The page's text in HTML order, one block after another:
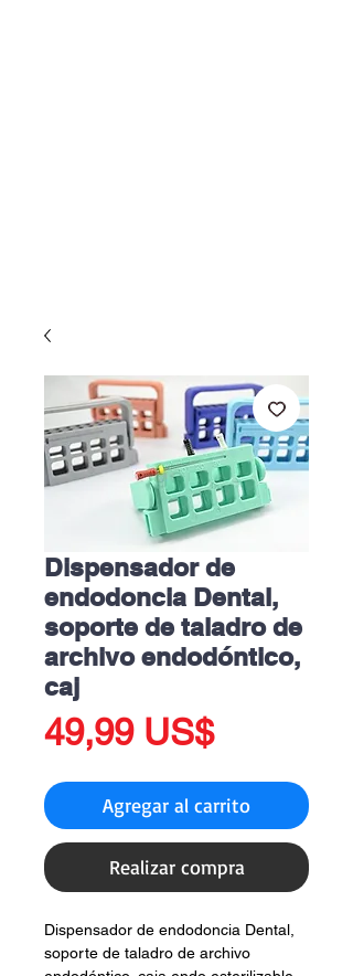
Dispensador de
endodoncia Dental,
soporte de taladro de
archivo endodóntico,
caj
49,99 US$Precio
Agregar al carrito
Realizar compra
Dispensador de endodoncia Dental,
soporte de taladro de archivo